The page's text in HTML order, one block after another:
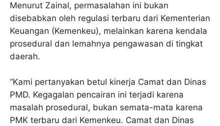
Menurut Zainal, permasalahan ini bukan
disebabkan oleh regulasi terbaru dari Kementerian
Keuangan (Kemenkeu), melainkan karena kendala
prosedural dan lemahnya pengawasan di tingkat
daerah.
“Kami pertanyakan betul kinerja Camat dan Dinas
PMD. Kegagalan pencairan ini terjadi karena
masalah prosedural, bukan semata-mata karena
PMK terbaru dari Kemenkeu. Camat dan Dinas